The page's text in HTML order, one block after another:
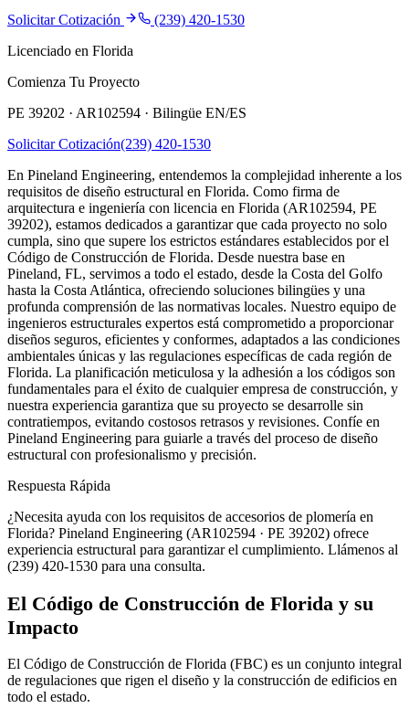
Solicitar Cotización
(239) 420-1530
Licenciado en Florida
Comienza Tu Proyecto
PE 39202 · AR102594 · Bilingüe EN/ES
Solicitar Cotización(239) 420-1530
En Pineland Engineering, entendemos la complejidad inherente a los
requisitos de diseño estructural en Florida. Como firma de
arquitectura e ingeniería con licencia en Florida (AR102594, PE
39202), estamos dedicados a garantizar que cada proyecto no solo
cumpla, sino que supere los estrictos estándares establecidos por el
Código de Construcción de Florida. Desde nuestra base en
Pineland, FL, servimos a todo el estado, desde la Costa del Golfo
hasta la Costa Atlántica, ofreciendo soluciones bilingües y una
profunda comprensión de las normativas locales. Nuestro equipo de
ingenieros estructurales expertos está comprometido a proporcionar
diseños seguros, eficientes y conformes, adaptados a las condiciones
ambientales únicas y las regulaciones específicas de cada región de
Florida. La planificación meticulosa y la adhesión a los códigos son
fundamentales para el éxito de cualquier empresa de construcción, y
nuestra experiencia garantiza que su proyecto se desarrolle sin
contratiempos, evitando costosos retrasos y revisiones. Confíe en
Pineland Engineering para guiarle a través del proceso de diseño
estructural con profesionalismo y precisión.
Respuesta Rápida
¿Necesita ayuda con los requisitos de accesorios de plomería en
Florida? Pineland Engineering (AR102594 · PE 39202) ofrece
experiencia estructural para garantizar el cumplimiento. Llámenos al
(239) 420-1530 para una consulta.
El Código de Construcción de Florida y su
Impacto
El Código de Construcción de Florida (FBC) es un conjunto integral
de regulaciones que rigen el diseño y la construcción de edificios en
todo el estado.